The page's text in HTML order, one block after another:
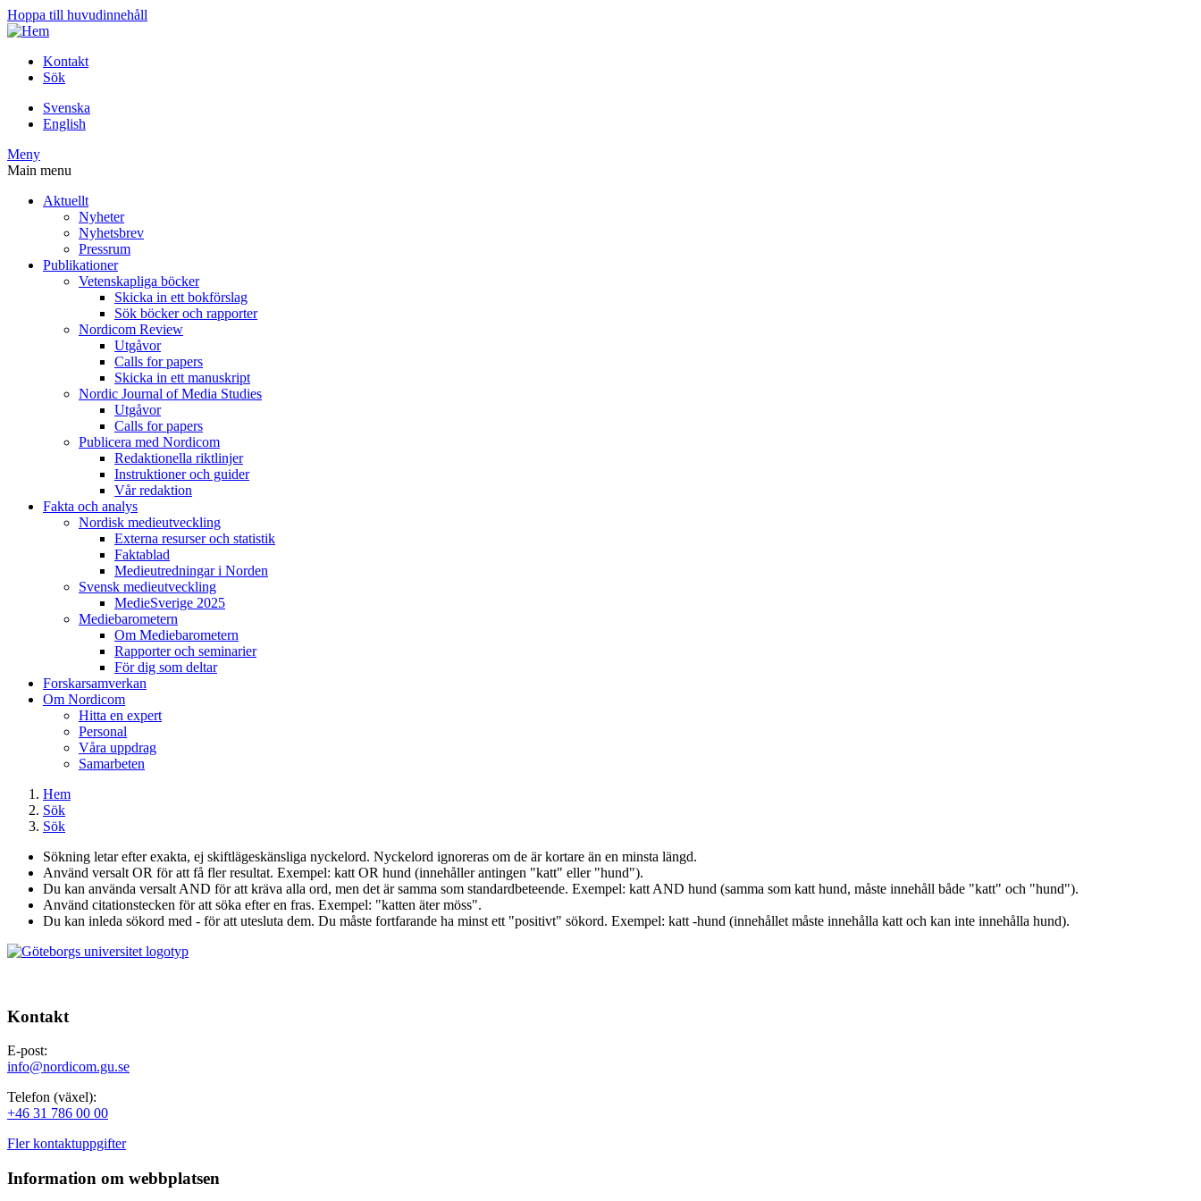
Hoppa till huvudinnehåll
Kontakt
Sök
Svenska
English
Meny
Main menu
Aktuellt
Nyheter
Nyhetsbrev
Pressrum
Publikationer
Vetenskapliga böcker
Skicka in ett bokförslag
Sök böcker och rapporter
Nordicom Review
Utgåvor
Calls for papers
Skicka in ett manuskript
Nordic Journal of Media Studies
Utgåvor
Calls for papers
Publicera med Nordicom
Redaktionella riktlinjer
Instruktioner och guider
Vår redaktion
Fakta och analys
Nordisk medieutveckling
Externa resurser och statistik
Faktablad
Medieutredningar i Norden
Svensk medieutveckling
MedieSverige 2025
Mediebarometern
Om Mediebarometern
Rapporter och seminarier
För dig som deltar
Forskarsamverkan
Om Nordicom
Hitta en expert
Personal
Våra uppdrag
Samarbeten
Hem
Sök
Sök
Sökning letar efter exakta, ej skiftlägeskänsliga nyckelord. Nyckelord ignoreras om de är kortare än en minsta längd.
Använd versalt OR för att få fler resultat. Exempel: katt OR hund (innehåller antingen "katt" eller "hund").
Du kan använda versalt AND för att kräva alla ord, men det är samma som standardbeteende. Exempel: katt AND hund (samma som katt hund, måste innehåll både "katt" och "hund").
Använd citationstecken för att söka efter en fras. Exempel: "katten äter möss".
Du kan inleda sökord med - för att utesluta dem. Du måste fortfarande ha minst ett "positivt" sökord. Exempel: katt -hund (innehållet måste innehålla katt och kan inte innehålla hund).
Kontakt
E-post:
info@nordicom.gu.se
Telefon (växel):
+46 31 786 00 00
Fler kontaktuppgifter
Information om webbplatsen